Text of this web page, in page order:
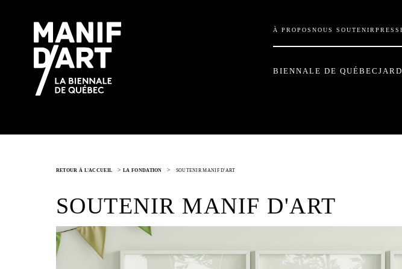
À PROPOS NOUS SOUTENIR
BIENNALE DE QUÉBEC
RETOUR À L'ACCUEIL >LA FONDATION > SOUTENIR MANIF D'ART
SOUTENIR MANIF D'ART